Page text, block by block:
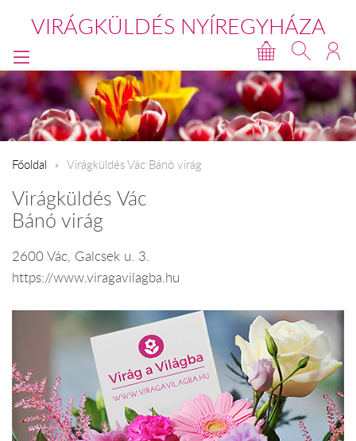
VIRÁGKÜLDÉS NYÍREGYHÁZA
Főoldal Virágküldés Vác Bánó virág
Virágküldés Vác
Bánó virág
2600 Vác, Galcsek u. 3.
https://www.viragavilagba.hu